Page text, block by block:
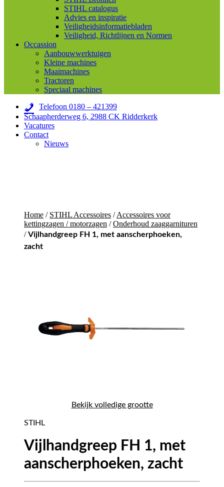
STIHL catalogus
Advies en inspiratie
Veiligheidsinformatiebladen
Veiligheid, Richtlijnen en Normen
Occassion
Aanbouwwerktuigen
Kleine machines
Maaimachines
Tractoren
Speciaal machines
Telefoon 0180 – 421399
Schaapherderweg 6, 2988 CK Ridderkerk
Vacatures
Contact
Nieuws
Home / STIHL Accessoires /Accessoires voor
kettingzagen / motorzagen /Onderhoud zaaggarnituren
/Vijlhandgreep FH 1, met aanscherphoeken,
zacht
Bekijk volledige grootte
STIHL
Vijlhandgreep FH 1, met
aanscherphoeken, zacht